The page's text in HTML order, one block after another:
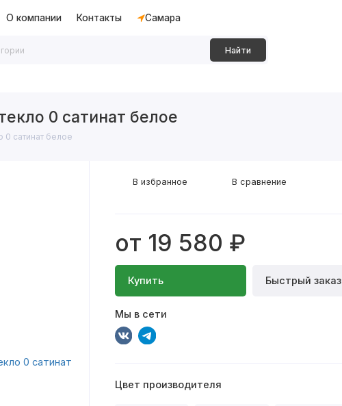
О компании Контакты Самара
Найти
0 сатинат белое
0 сатинат белое
от 19 580 ₽
Купить Быстрый заказ
Мы в сети
В избранное В сравнение
Цвет производителя